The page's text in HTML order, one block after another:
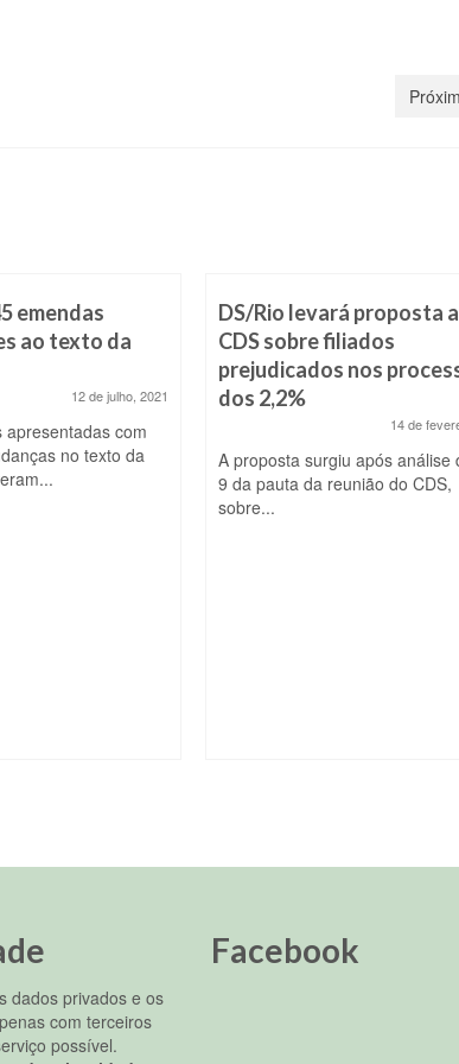
emendas
ao texto da
12 de julho, 2021
apresentadas com
no texto da
DS/Rio levará proposta
CDS sobre filiados
prejudicados nos
dos 2,2%
14 de
A proposta surgiu após análise
9 da pauta da reunião do CDS,
sobre...
dados privados e os
com terceiros
possível.
Facebook